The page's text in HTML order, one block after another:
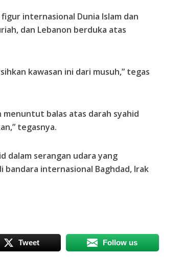
internasional Dunia Islam dan
dan Lebanon berduka atas
kawasan ini dari musuh,” tegas
menuntut balas atas darah syahid
tegasnya.
dalam serangan udara yang
bandara internasional Baghdad, Irak
Tweet Follow us